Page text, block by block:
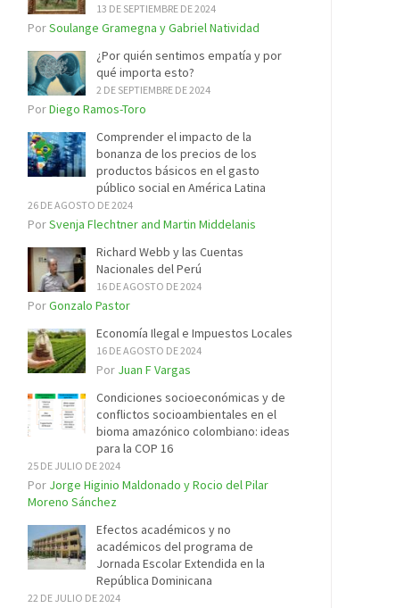
13 DE SEPTIEMBRE DE 2024
PorSoulange Gramegna y Gabriel Natividad
¿Por quién sentimos empatía y por
qué importa esto?
2 DE SEPTIEMBRE DE 2024
PorDiego Ramos-Toro
Comprender el impacto de la
bonanza de los precios de los
productos básicos en el gasto
público social en América Latina
26 DE AGOSTO DE 2024
PorSvenja Flechtner and Martin Middelanis
Richard Webb y las Cuentas
Nacionales del Perú
16 DE AGOSTO DE 2024
PorGonzalo Pastor
Economía Ilegal e Impuestos Locales
16 DE AGOSTO DE 2024
Por Juan F Vargas
Condiciones socioeconómicas y de
conflictos socioambientales en el
bioma amazónico colombiano: ideas
para la COP 16
25 DE JULIO DE 2024
Por Jorge Higinio Maldonado y Rocio del Pilar
Moreno Sánchez
Efectos académicos y no
académicos del programa de
Jornada Escolar Extendida en la
República Dominicana
22 DE JULIO DE 2024